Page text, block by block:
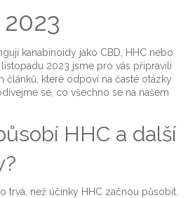
kanabinoidy jako CBD, HHC nebo
listopadu 2023 jsme pro vás připravili
článků, které odpoví na časté otázky
se, co všechno se na našem
HHC a další
trvá, než účinky HHC začnou působit.